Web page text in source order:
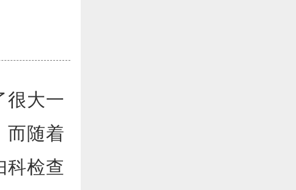
很大一
而随着
科检查